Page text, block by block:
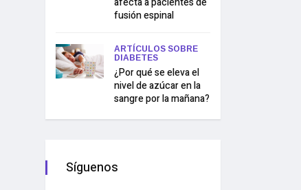
fusión espinal
ARTÍCULOS SOBRE
DIABETES
¿Por qué se eleva el
nivel de azúcar en la
sangre por la mañana?
Síguenos